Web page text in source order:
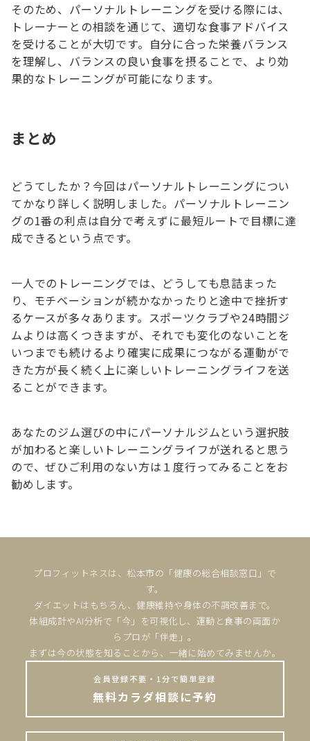
そのため、パーソナルトレーニングを受ける際には、
トレーナーとの相談を通じて、適切な食事アドバイス
を受けることが大切です。自分に合った栄養バランス
を理解し、バランスの良い食事を摂ることで、より効
果的なトレーニングが可能になります。
まとめ
どうてしたか？今回はパーソナルトレーニングについ
てかなり詳しく説明しました。パーソナルトレーニン
グの1番の利点は自分で考えずに最短ルートで目標に達
成できるという点です。
一人でのトレーニングでは、どうしても息詰まった
り、モチベーションが続かなかったりと途中で挫折す
るケースが多々あります。スポーツクラブや24時間ジ
ムよりは高くつきますが、それでも変化のないことを
いつまでも続けるより確実に成果につながる運動がで
きた方が長く続く上に楽しいトレーニングライフを送
ることができます。
あなたのジム選びの中にパーソナルジムという選択肢
が加わると楽しいトレーニングライフが送れると思う
ので、ぜひご利用のない方は１度行ってみることをお
勧めします。
プロフィットネスは、松本市の「健康の総合相談窓口」で
す。
ダイエットはもちろん、健康維持や身体の不調改善まで。
体組成計やAI分析で「今」を可視化し、運動と食事の両面か
らプロが「伴走」。
まずは今の状態を知ることから、一緒に始めてみませんか。
会員登録不要・1分で簡単登録
無料カラダ相談に予約